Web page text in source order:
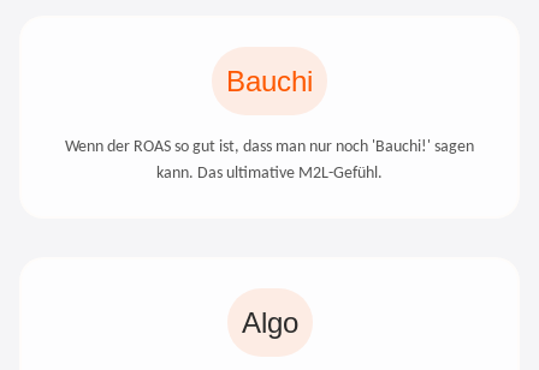
Bauchi
Wenn der ROAS so gut ist, dass man nur noch 'Bauchi!' sagen
kann. Das ultimative M2L-Gefühl.
Algo